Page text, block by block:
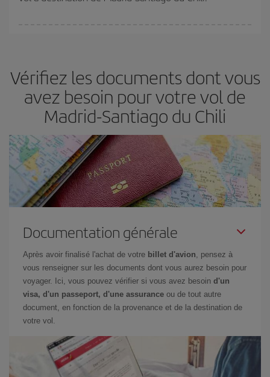
Vérifiez les documents dont vous
avez besoin pour votre vol de
Madrid-Santiago du Chili
Documentation générale
Après avoir finalisé l'achat de votre billet d'avion, pensez à
vous renseigner sur les documents dont vous aurez besoin pour
voyager. Ici, vous pouvez vérifier si vous avez besoin d'un
visa, d'un passeport, d'une assurance ou de tout autre
document, en fonction de la provenance et de la destination de
votre vol.